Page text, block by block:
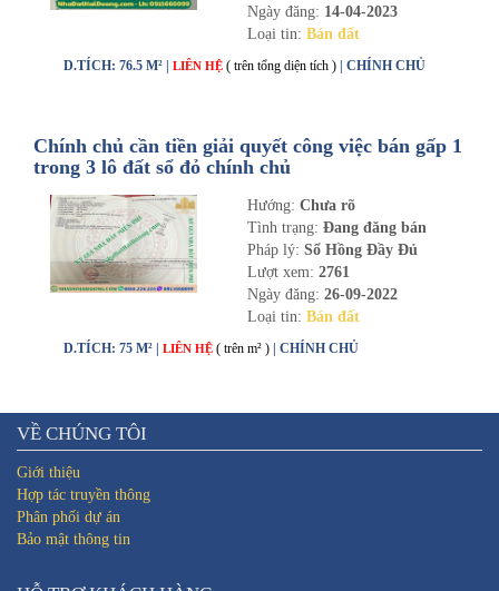
Ngày đăng: 14-04-2023
Loại tin: Bán đất
D.TÍCH: 76.5 M² | LIÊN HỆ ( trên tổng diện tích ) | CHÍNH CHỦ
Chính chủ cần tiền giải quyết công việc bán gấp 1
trong 3 lô đất sổ đỏ chính chủ
Hướng: Chưa rõ
Tình trạng: Đang đăng bán
Pháp lý: Sổ Hồng Đầy Đủ
Lượt xem: 2761
Ngày đăng: 26-09-2022
Loại tin: Bán đất
D.TÍCH: 75 M² | LIÊN HỆ ( trên m² ) | CHÍNH CHỦ
VỀ CHÚNG TÔI
Giới thiệu
Hợp tác truyền thông
Phân phối dự án
Bảo mật thông tin